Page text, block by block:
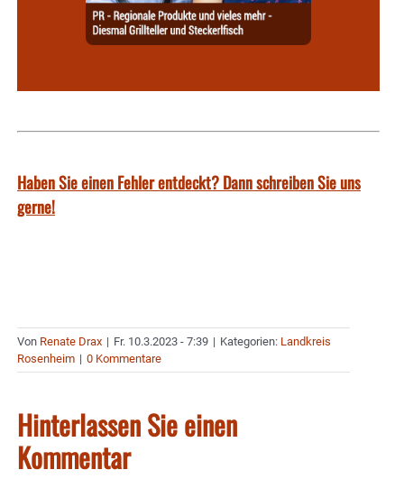
Haben Sie einen Fehler entdeckt? Dann schreiben Sie uns
gerne!
Von Renate Drax | Fr. 10.3.2023 - 7:39 | Kategorien: Landkreis
Rosenheim | 0 Kommentare
Hinterlassen Sie einen
Kommentar